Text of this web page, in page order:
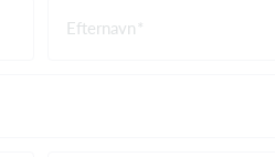
Efternavn